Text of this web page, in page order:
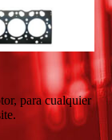
para cualquier